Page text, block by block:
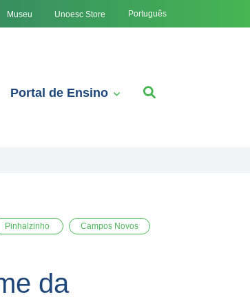
Museu Unoesc Store Português
Portal de Ensino
Pinhalzinho
Campos Novos
da